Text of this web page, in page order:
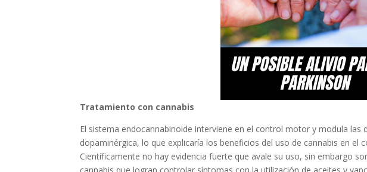
Tratamiento con cannabis
El sistema endocannabinoide interviene en el control motor y modula
dopaminérgica, lo que explicaría los beneficios del uso de cannabis en el
Científicamente no hay evidencia fuerte que avale su uso, sin embargo